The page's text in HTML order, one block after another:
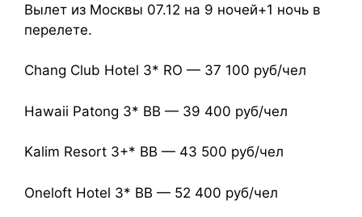
Вылет из Москвы 07.12 на 9 ночей+1 ночь в
перелете.
Chang Club Hotel 3* RO — 37 100 руб/чел
Hawaii Patong 3* ВВ — 39 400 руб/чел
Kalim Resort 3+* ВВ — 43 500 руб/чел
Oneloft Hotel 3* ВВ — 52 400 руб/чел